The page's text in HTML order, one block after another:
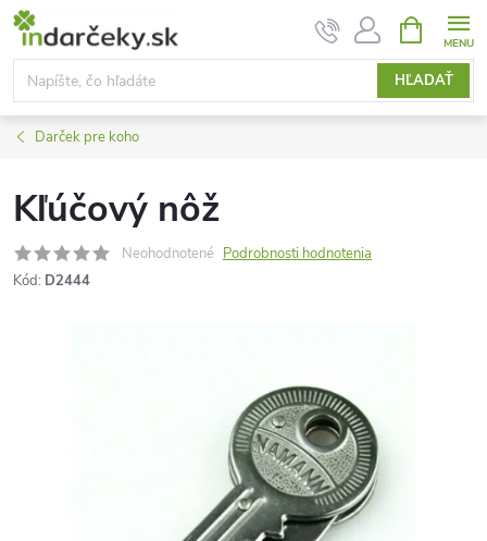
Prejsť
obsah
HĽADAŤ
KOŠÍK
Darček pre koho
Kľúčový nôž
Neohodnotené Podrobnosti hodnotenia
Kód: D2444